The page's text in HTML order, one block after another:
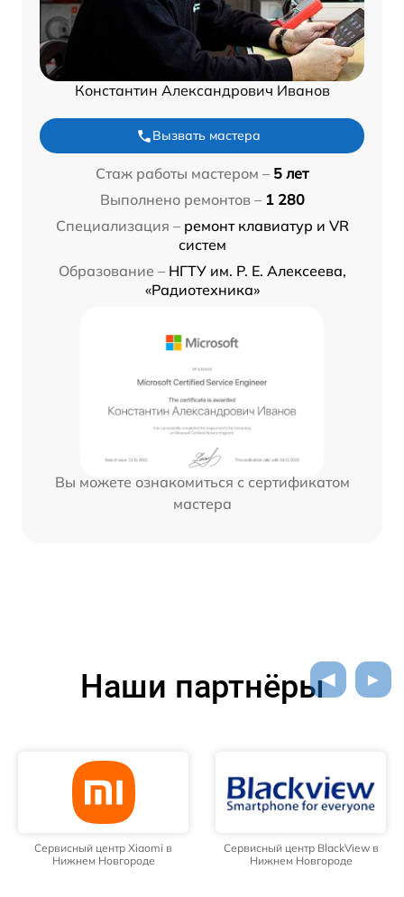
Константин Александрович Иванов
Вызвать мастера
Стаж работы мастером – 5 лет
Выполнено ремонтов – 1 280
Специализация – ремонт клавиатур и VR
систем
Образование – НГТУ им. Р. Е. Алексеева,
«Радиотехника»
Вы можете ознакомиться с сертификатом
мастера
Наши партнёры
Сервисный центр Xiaomi в
Нижнем Новгороде
Сервисный центр BlackView в
Нижнем Новгороде